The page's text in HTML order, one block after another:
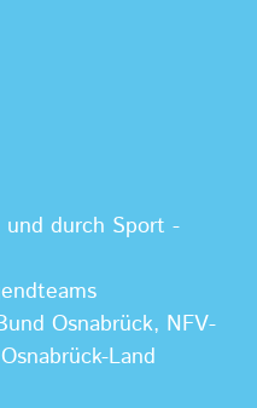
durch Sport -
Osnabrück, NFV-
Land